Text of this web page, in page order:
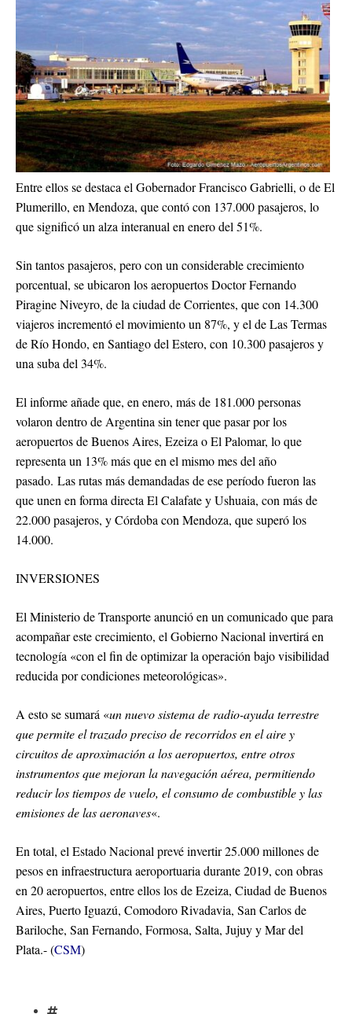
Entre ellos se destaca el Gobernador Francisco Gabrielli, o de El
Plumerillo, en Mendoza, que contó con 137.000 pasajeros, lo
que significó un alza interanual en enero del 51%.
Sin tantos pasajeros, pero con un considerable crecimiento
porcentual, se ubicaron los aeropuertos Doctor Fernando
Piragine Niveyro, de la ciudad de Corrientes, que con 14.300
viajeros incrementó el movimiento un 87%, y el de Las Termas
de Río Hondo, en Santiago del Estero, con 10.300 pasajeros y
una suba del 34%.
El informe añade que, en enero, más de 181.000 personas
volaron dentro de Argentina sin tener que pasar por los
aeropuertos de Buenos Aires, Ezeiza o El Palomar, lo que
representa un 13% más que en el mismo mes del año
pasado. Las rutas más demandadas de ese período fueron las
que unen en forma directa El Calafate y Ushuaia, con más de
22.000 pasajeros, y Córdoba con Mendoza, que superó los
14.000.
INVERSIONES
El Ministerio de Transporte anunció en un comunicado que para
acompañar este crecimiento, el Gobierno Nacional invertirá en
tecnología «con el fin de optimizar la operación bajo visibilidad
reducida por condiciones meteorológicas».
A esto se sumará «un nuevo sistema de radio-ayuda terrestre
que permite el trazado preciso de recorridos en el aire y
circuitos de aproximación a los aeropuertos, entre otros
instrumentos que mejoran la navegación aérea, permitiendo
reducir los tiempos de vuelo, el consumo de combustible y las
emisiones de las aeronaves«.
En total, el Estado Nacional prevé invertir 25.000 millones de
pesos en infraestructura aeroportuaria durante 2019, con obras
en 20 aeropuertos, entre ellos los de Ezeiza, Ciudad de Buenos
Aires, Puerto Iguazú, Comodoro Rivadavia, San Carlos de
Bariloche, San Fernando, Formosa, Salta, Jujuy y Mar del
Plata.- (CSM)